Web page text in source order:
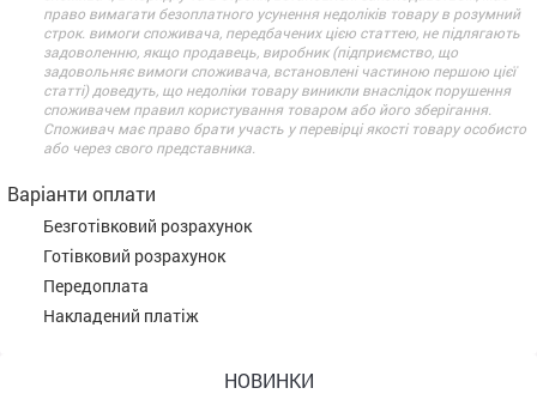
право вимагати безоплатного усунення недоліків товару в розумний
строк. вимоги споживача, передбачених цією статтею, не підлягають
задоволенню, якщо продавець, виробник (підприємство, що
задовольняє вимоги споживача, встановлені частиною першою цієї
статті) доведуть, що недоліки товару виникли внаслідок порушення
споживачем правил користування товаром або його зберігання.
Споживач має право брати участь у перевірці якості товару особисто
або через свого представника.
Варіанти оплати
Безготівковий розрахунок
Готівковий розрахунок
Передоплата
Накладений платіж
НОВИНКИ